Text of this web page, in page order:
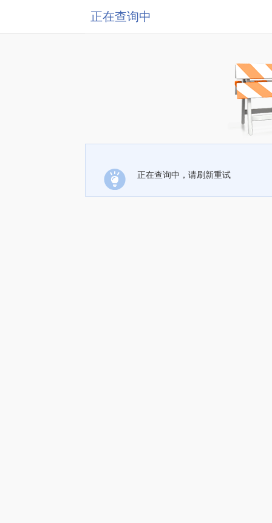
正在查询中
正在查询中，请刷新重试